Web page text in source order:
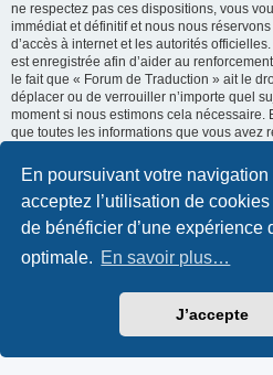
En poursuivant votre
acceptez l’utilisation de
de bénéficier d’une expérience
optimale. En savoir plus…
J’accepte
ne respectez pas ces dispositions, vous
immédiat et définitif et nous nous
d’accès à internet et les autorités
est enregistrée afin d’aider au
le fait que « Forum de Traduction » ait le
déplacer ou de verrouiller n’importe quel
moment si nous estimons cela nécessaire.
que toutes les informations que vous avez
dans notre base de données. Bien que
diffusées à une tierce partie sans votre
Traduction », ni phpBB, ne pourront être
tentative de piratage informatique visant à
Accueil du forum
Développé parphpBB® Forum
Traduction française
Confidentialité|